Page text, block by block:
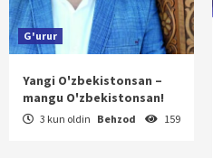
G'urur
Yangi O'zbekistonsan –
mangu O'zbekistonsan!
3 kun oldin Behzod 159